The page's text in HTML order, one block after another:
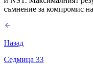
съмнение за компромис
Назад
Седмица 33